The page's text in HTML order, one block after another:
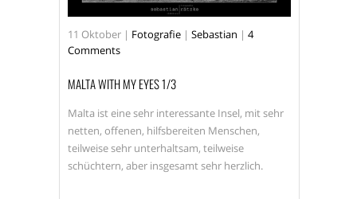
11 Oktober | Fotografie | Sebastian | 4
Comments
MALTA WITH MY EYES 1/3
Malta ist eine sehr interessante Insel, mit sehr
netten, offenen, hilfsbereiten Menschen,
teilweise sehr unterhaltsam, teilweise
schüchtern, aber insgesamt sehr herzlich.